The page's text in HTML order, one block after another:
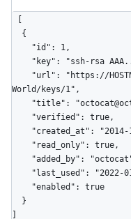
World/keys/1",